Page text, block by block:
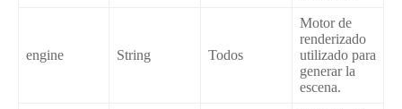
engine String Todos
Motor de
renderizado
utilizado para
generar la
escena.